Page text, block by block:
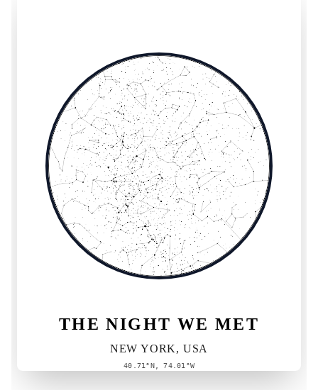
THE NIGHT WE MET
NEW YORK, USA
40.71°N, 74.01°W